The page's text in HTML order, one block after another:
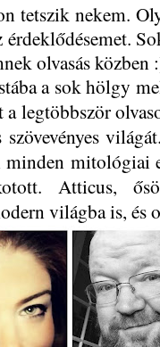
tetszik nekem.
olvasás közben
a sok hölgy
legtöbbször
szövevényes
minden mitológiai
Atticus,
világba is, és